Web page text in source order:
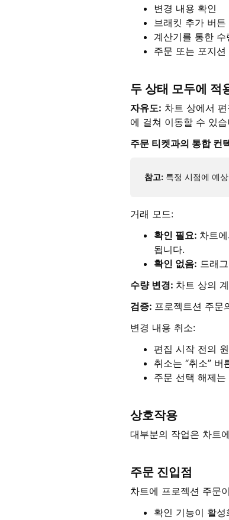
변경 내용 확인
브래킷 추가 버튼
계산기를 통한 수
주문 또는 포지션
두 상태 모두에 적
자유도: 차트 상에서
에 걸쳐 이동할 수 있습
주문 티켓과의 통합 컨
참고: 특정 시점에 예
거래 모드:
확인 필요: 차트
됩니다.
확인 없음: 드래
수량 변경: 차트 상의
검증: 프로젝트션 주문
변경 내용 취소:
편집 시작 전의
취소는 “취소”
주문 선택 해제
상호작용
대부분의 작업은 차트
주문 진입점
차트에 프로젝션 주문
확인 기능이 활